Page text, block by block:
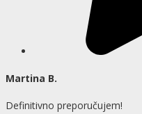
Martina B.
Definitivno preporučujem!